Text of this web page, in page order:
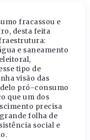
fracassou e
desta feita
e saneamento
tipo de
visão das
pró-consumo
que um dos
precisa
folha de
social e